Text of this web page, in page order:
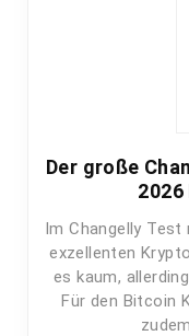
Der große
Im Changelly
exzellenten
es kaum,
Für den Bitcoin